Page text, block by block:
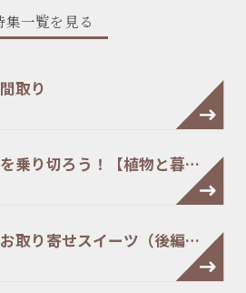
集一覧を見る
取り
乗り切ろう！【植物と暮…
取り寄せスイーツ（後編…